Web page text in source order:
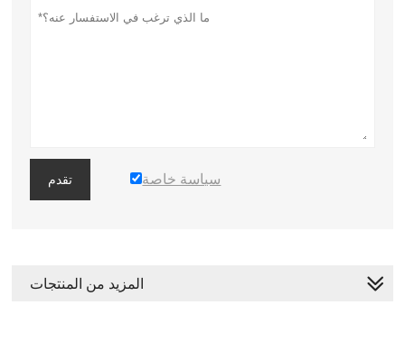
تقدم سياسة خاصة
المزيد من المنتجات